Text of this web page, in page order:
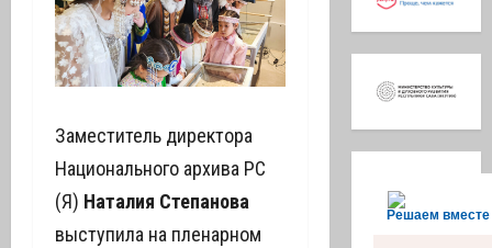
Заместитель директора
Национального архива РС
(Я) Наталия Степанова
выступила на пленарном
Решаем вместе